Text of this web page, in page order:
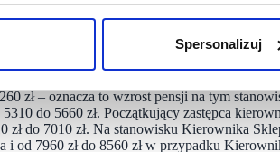
Spersonalizuj
branży i co roku oferujemy pracownikom
jest również i tym razem – w tym roku
na rynku. Zarobki pracowników w sklepach
zł – oznacza to wzrost pensji na tym
do 5660 zł. Początkujący zastępca
zł do 7010 zł. Na stanowisku Kierownika
i od 7960 zł do 8560 zł w przypadku